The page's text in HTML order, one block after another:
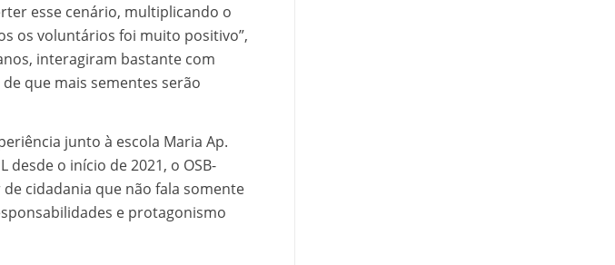
esse cenário, multiplicando o
os voluntários foi muito positivo”,
interagiram bastante com
que mais sementes serão
junto à escola Maria Ap.
desde o início de 2021, o OSB-
cidadania que não fala somente
e protagonismo